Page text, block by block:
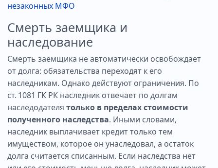
незаконных МФО
Смерть заемщика и
наследование
Смерть заемщика не автоматически освобождает
от долга: обязательства переходят к его
наследникам. Однако действуют ограничения. По
ст. 1081 ГК РК наследник отвечает по долгам
наследодателя только в пределах стоимости
полученного наследства. Иными словами,
наследник выплачивает кредит только тем
имуществом, которое он унаследовал, а остаток
долга считается списанным. Если наследства нет